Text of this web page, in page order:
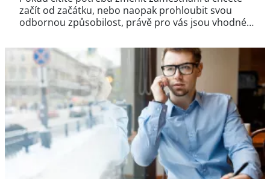
začít od začátku, nebo naopak prohloubit svou
odbornou způsobilost, právě pro vás jsou vhodné…